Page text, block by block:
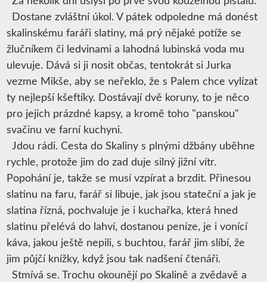
Dostane zvláštní úkol. V pátek odpoledne má donést
skalinskému faráři slatiny, má prý nějaké potíže se
žlučníkem či ledvinami a lahodná lubinská voda mu
ulevuje. Dává si ji nosit občas, tentokrát si Jurka
vezme Mikše, aby se neřeklo, že s Palem chce vylízat
ty nejlepší kšeftíky. Dostávají dvě koruny, to je něco
pro jejich prázdné kapsy, a kromě toho "panskou"
svačinu ve farní kuchyni.
Jdou rádi. Cesta do Skaliny s plnými džbány uběhne
rychle, protože jim do zad duje silný jižní vítr.
Popohání je, takže se musí vzpírat a brzdit. Přinesou
slatinu na faru, farář si libuje, jak jsou stateční a jak je
slatina řízná, pochvaluje je i kuchařka, která hned
slatinu přelévá do lahví, dostanou peníze, je i vonící
káva, jakou ještě nepili, s buchtou, farář jim slíbí, že
jim půjčí knížky, když jsou tak nadšení čtenáři.
Stmívá se. Trochu okounějí po Skalině a zvědavě a